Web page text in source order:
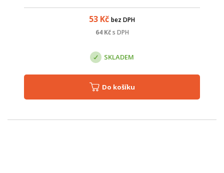
53 Kč bez DPH
64Kč s DPH
SKLADEM
Do košíku